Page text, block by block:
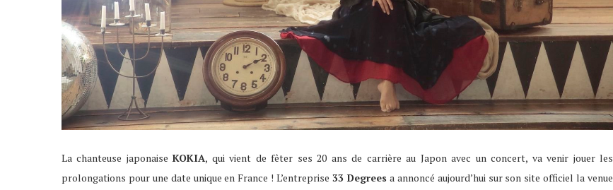
La chanteuse japonaiseKOKIA, qui vient de fêter ses 20 ans de carrière au Japon avec un concert, va venir jouer les
prolongations pour une date unique en France ! L’entreprise33 Degrees a annoncé aujourd’hui sur son site officiel la venue